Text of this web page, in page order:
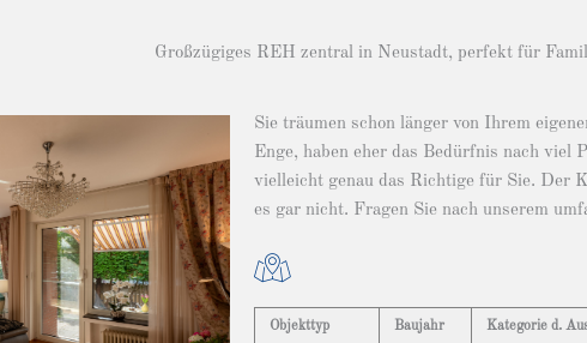
Großzügiges REH zentral in Neustadt, perfekt für
Sie träumen schon länger von Ihrem
Enge, haben eher das Bedürfnis nach viel
vielleicht genau das Richtige für Sie. Der
es gar nicht. Fragen Sie nach unserem
Objekttyp
Baujahr
Kategorie d.